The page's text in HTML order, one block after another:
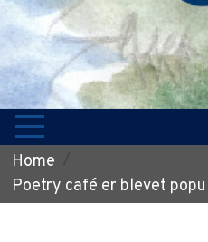
Home
Poetry café er blevet